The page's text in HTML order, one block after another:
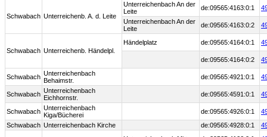
Schwabach Unterreichenb. A. d. Leite
Unterreichenbach An der
Leite
de:09565:4163:0:1
Unterreichenbach An der
Leite
de:09565:4163:0:2
Schwabach Unterreichenb. Händelpl.
Händelplatz de:09565:4164:0:1
de:09565:4164:0:2
Schwabach Unterreichenbach
Behaimstr.
de:09565:4921:0:1
Schwabach Unterreichenbach
Eichhornstr.
de:09565:4591:0:1
Schwabach Unterreichenbach
Kiga/Bücherei
de:09565:4926:0:1
Schwabach Unterreichenbach Kirche de:09565:4928:0:1